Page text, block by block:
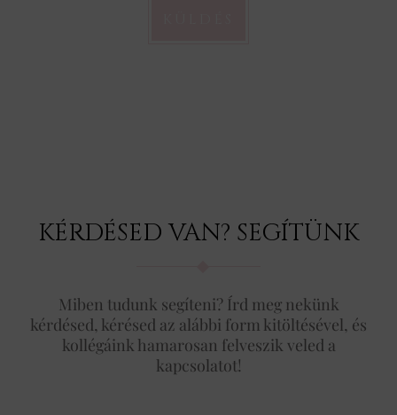
KÉRDÉSED VAN? SEGÍTÜNK
Miben tudunk segíteni? Írd meg nekünk
kérdésed, kérésed az alábbi form kitöltésével, és
kollégáink hamarosan felveszik veled a
kapcsolatot!